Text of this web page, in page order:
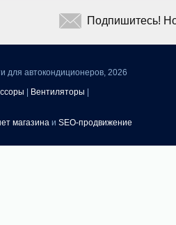
для автокондиционеров, 2026
Вентиляторы
магазина и SEO-продвижение
Подпишитесь!